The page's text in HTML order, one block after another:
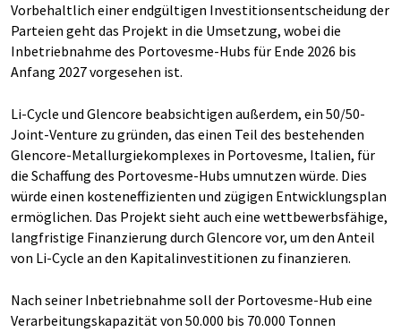
Vorbehaltlich einer endgültigen Investitionsentscheidung der
Parteien geht das Projekt in die Umsetzung, wobei die
Inbetriebnahme des Portovesme-Hubs für Ende 2026 bis
Anfang 2027 vorgesehen ist.
Li-Cycle und Glencore beabsichtigen außerdem, ein 50/50-
Joint-Venture zu gründen, das einen Teil des bestehenden
Glencore-Metallurgiekomplexes in Portovesme, Italien, für
die Schaffung des Portovesme-Hubs umnutzen würde. Dies
würde einen kosteneffizienten und zügigen Entwicklungsplan
ermöglichen. Das Projekt sieht auch eine wettbewerbsfähige,
langfristige Finanzierung durch Glencore vor, um den Anteil
von Li-Cycle an den Kapitalinvestitionen zu finanzieren.
Nach seiner Inbetriebnahme soll der Portovesme-Hub eine
Verarbeitungskapazität von 50.000 bis 70.000 Tonnen